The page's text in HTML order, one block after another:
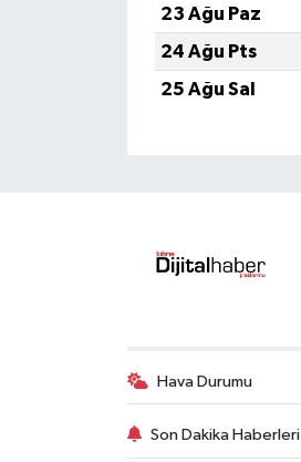
23 Ağu Paz
24 Ağu Pts
25 Ağu Sal
Hava Durumu
Son Dakika Haberleri